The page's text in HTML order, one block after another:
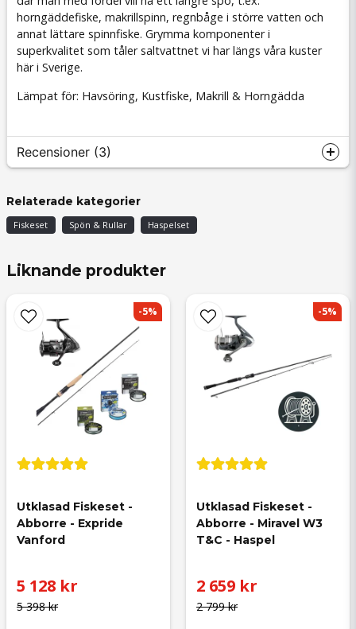
horngäddefiske, makrillspinn, regnbåge i större vatten och
annat lättare spinnfiske. Grymma komponenter i
superkvalitet som tåler saltvattnet vi har längs våra kuster
här i Sverige.
Lämpat för: Havsöring, Kustfiske, Makrill & Horngädda
Recensioner (3)
Roffe
Supernöjd!
för 1 år sedan
Oskar
för 2 år sedan
Relaterade kategorier
Fiskeset Spön & Rullar Haspelset
Liknande produkter
Utklasad Fiskeset -
Abborre - Expride
Vanford
5 398 kr
5 128 kr
-5%
Utklasad Fiskeset -
Abborre - Miravel W3
T&C - Haspel
2 799 kr
2 659 kr
-5%